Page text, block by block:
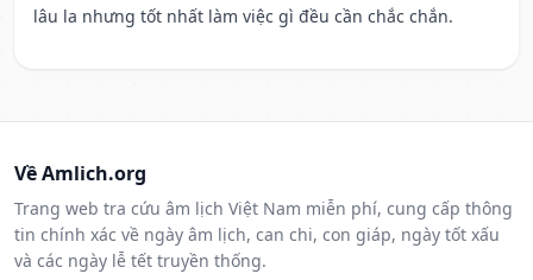
lâu la nhưng tốt nhất làm việc gì đều cần chắc chắn.
Về Amlich.org
Trang web tra cứu âm lịch Việt Nam miễn phí, cung cấp thông
tin chính xác về ngày âm lịch, can chi, con giáp, ngày tốt xấu
và các ngày lễ tết truyền thống.